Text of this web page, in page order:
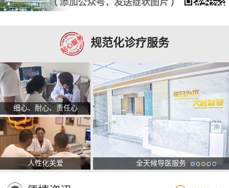
规范化诊疗服务
细心、耐心、责任心
人性化关爱 全天候导医服务